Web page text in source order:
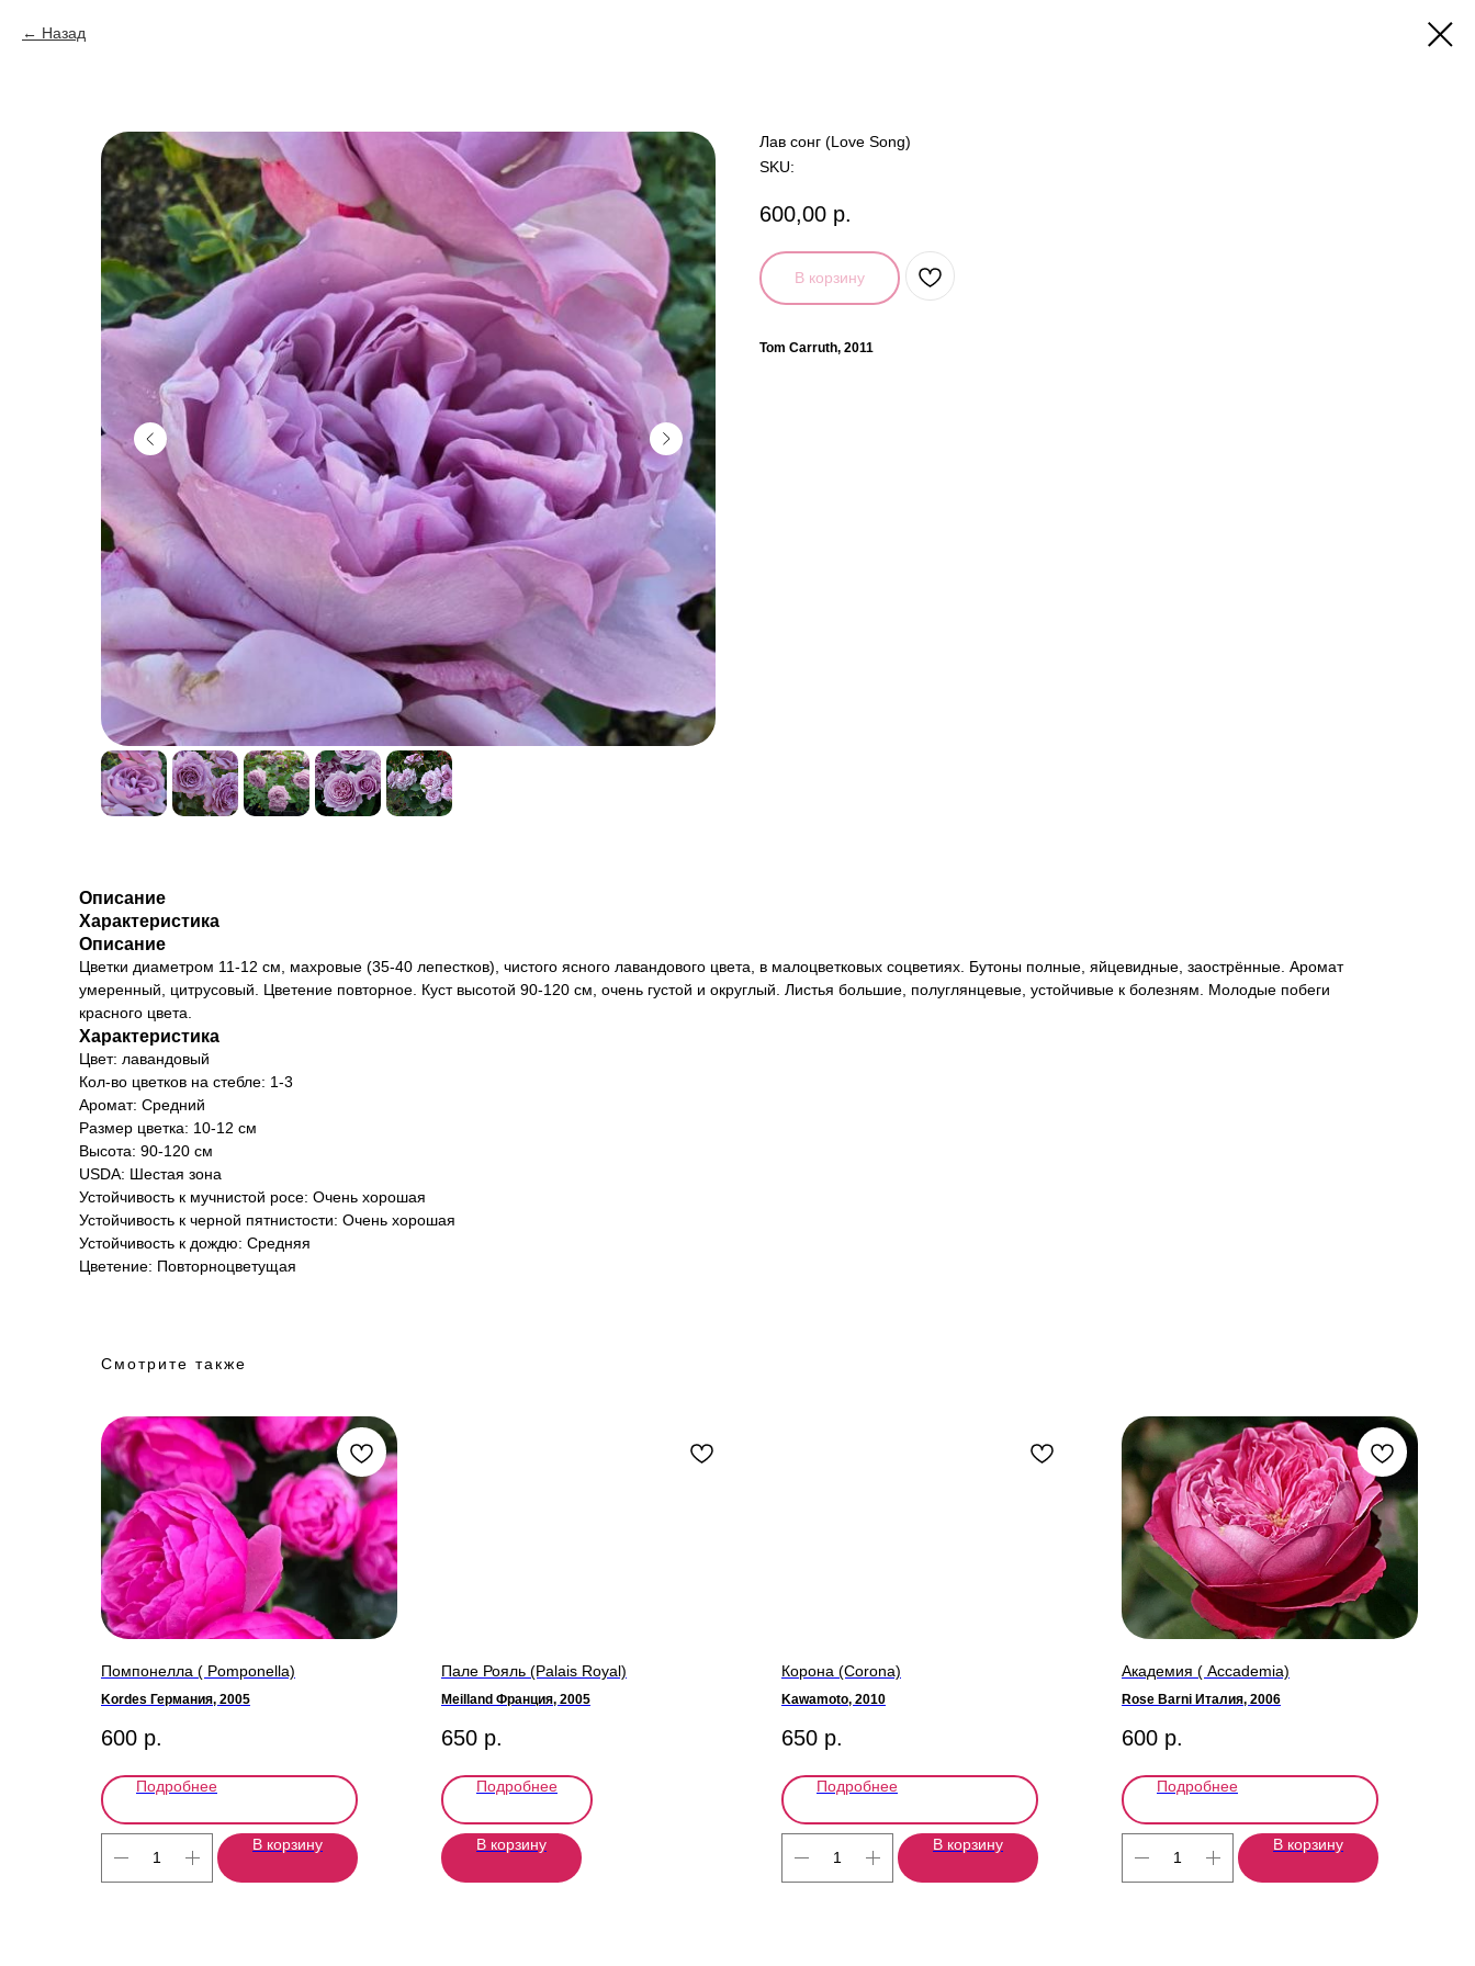
Назад
Лав сонг (Love Song)
SKU:
600,00 р.
В корзину
Tom Carruth, 2011
Описание
Характеристика
Описание
Цветки диаметром 11-12 см, махровые (35-40 лепестков), чистого ясного лавандового цвета, в малоцветковых соцветиях. Бутоны полные, яйцевидные, заострённые. Аромат
умеренный, цитрусовый. Цветение повторное. Куст высотой 90-120 см, очень густой и округлый. Листья большие, полуглянцевые, устойчивые к болезням. Молодые побеги
красного цвета.
Характеристика
Цвет: лавандовый
Кол-во цветков на стебле: 1-3
Аромат: Средний
Размер цветка: 10-12 см
Высота: 90-120 см
USDA: Шестая зона
Устойчивость к мучнистой росе: Очень хорошая
Устойчивость к черной пятнистости: Очень хорошая
Устойчивость к дождю: Средняя
Цветение: Повторноцветущая
Смотрите также
Помпонелла ( Pomponella)
Kordes Германия, 2005
600 р.
Подробнее
В корзину
Пале Рояль (Palais Royal)
Meilland Франция, 2005
650 р.
Подробнее
В корзину
Корона (Corona)
Kawamoto, 2010
650 р.
Подробнее
В корзину
Академия ( Accademia)
Rose Barni Италия, 2006
600 р.
Подробнее
В корзину